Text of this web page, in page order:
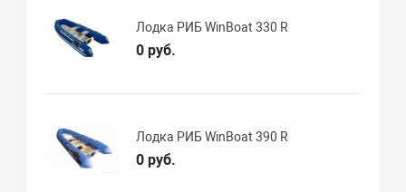
Лодка РИБ WinBoat 330 R
0 руб.
Лодка РИБ WinBoat 390 R
0 руб.